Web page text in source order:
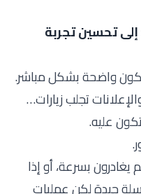
تحسين تجربة
واضحة بشكل مباشر.
تجلب زيارات…
عليه.
يغادرون بسرعة، أو إذا
جيدة لكن عمليات